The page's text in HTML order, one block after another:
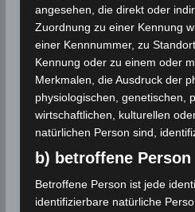
Für die Nutzung von Google
Limited, Gordon House, Barrow
Ireland) benötigen wir laut
werden seitens Google
Daten erhoben, verarbeitet
Daten genau
Google Adsense
✓ Erlauben
angesehen, die direkt oder
Zuordnung zu einer Kennung
einer Kennnummer, zu
Kennung oder zu einem oder
Merkmalen, die Ausdruck der
physiologischen, genetischen,
wirtschaftlichen, kulturellen
natürlichen Person sind,
b) betroffene Person
Betroffene Person ist jede
identifizierbare natürliche